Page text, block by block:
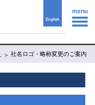
English
社名ロゴ・略称変更のご案内
menu